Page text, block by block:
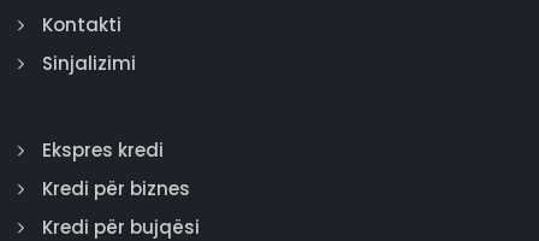
Kontakti
Sinjalizimi
Ekspres kredi
Kredi për biznes
Kredi për bujqësi